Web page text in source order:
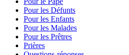
Pour les Défunts
Pour les Enfants
Pour les Malades
Pour les Prêtres
Prières